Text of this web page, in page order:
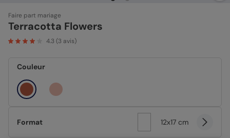
Faire part mariage
Terracotta Flowers
4.3 (3 avis)
Couleur
Format 12x17 cm